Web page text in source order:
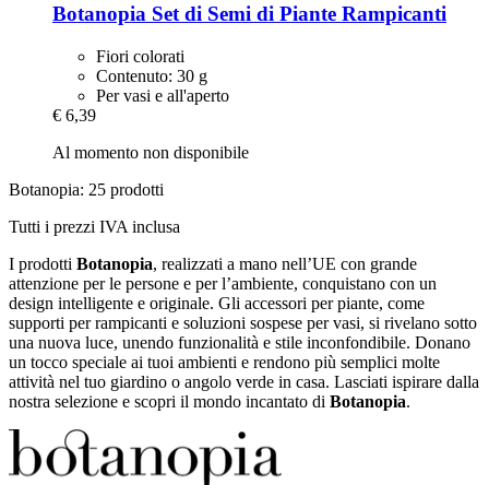
Botanopia Set di Semi di Piante Rampicanti
Fiori colorati
Contenuto: 30 g
Per vasi e all'aperto
€ 6,39
Al momento non disponibile
Botanopia: 25 prodotti
Tutti i prezzi IVA inclusa
I prodotti Botanopia, realizzati a mano nell’UE con grande
attenzione per le persone e per l’ambiente, conquistano con un
design intelligente e originale. Gli accessori per piante, come
supporti per rampicanti e soluzioni sospese per vasi, si rivelano sotto
una nuova luce, unendo funzionalità e stile inconfondibile. Donano
un tocco speciale ai tuoi ambienti e rendono più semplici molte
attività nel tuo giardino o angolo verde in casa. Lasciati ispirare dalla
nostra selezione e scopri il mondo incantato di Botanopia.